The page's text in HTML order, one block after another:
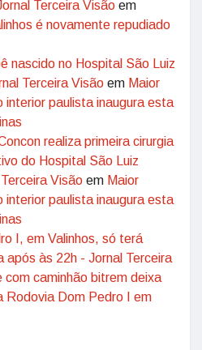
Terceira Visão em
é novamente repudiado
nascido no Hospital São Luiz
Terceira Visão em Maior
interior paulista inaugura esta
realiza primeira cirurgia
do Hospital São Luiz
Visão em Maior
interior paulista inaugura esta
I, em Valinhos, só terá
após às 22h - Jornal Terceira
com caminhão bitrem deixa
Rodovia Dom Pedro I em